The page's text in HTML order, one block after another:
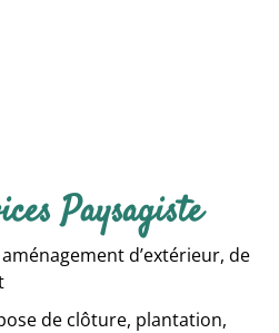
Paysagiste
d’extérieur, de
de clôture, plantation,